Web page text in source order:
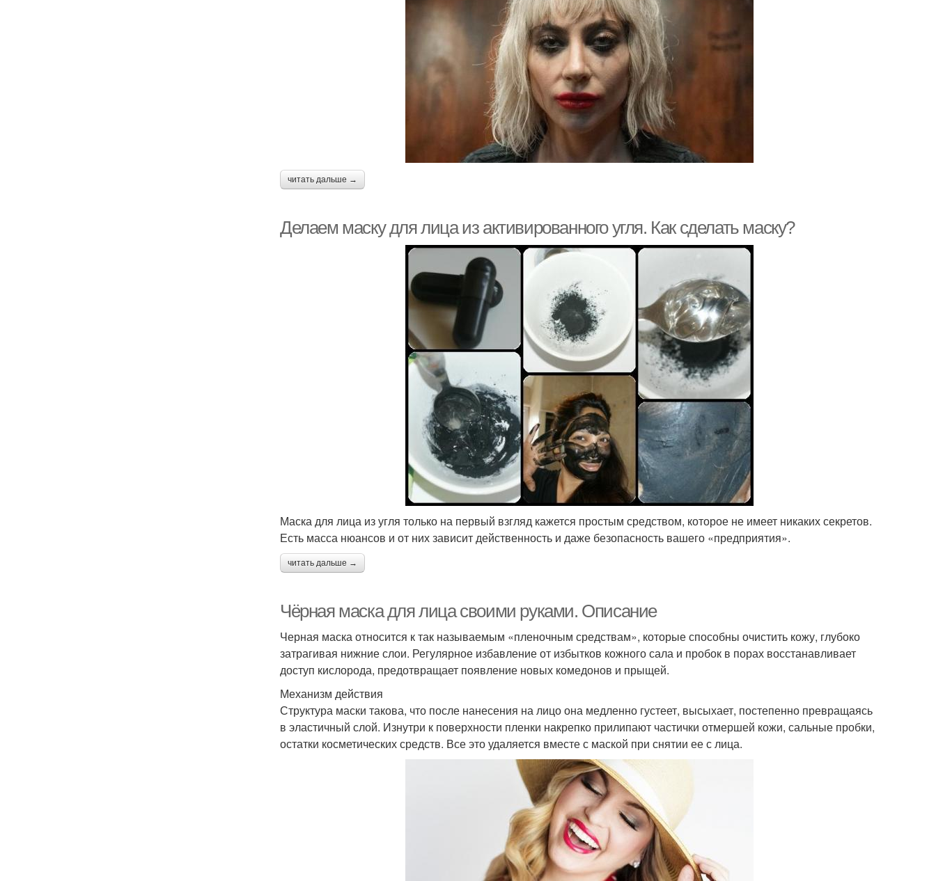
читать дальше →
Делаем маску для лица из активированного угля. Как сделать маску?
Маска для лица из угля только на первый взгляд кажется простым средством, которое не имеет никаких секретов.
Есть масса нюансов и от них зависит действенность и даже безопасность вашего «предприятия».
читать дальше →
Чёрная маска для лица своими руками. Описание
Черная маска относится к так называемым «пленочным средствам», которые способны очистить кожу, глубоко
затрагивая нижние слои. Регулярное избавление от избытков кожного сала и пробок в порах восстанавливает
доступ кислорода, предотвращает появление новых комедонов и прыщей.
Механизм действия
Структура маски такова, что после нанесения на лицо она медленно густеет, высыхает, постепенно превращаясь
в эластичный слой. Изнутри к поверхности пленки накрепко прилипают частички отмершей кожи, сальные пробки,
остатки косметических средств. Все это удаляется вместе с маской при снятии ее с лица.